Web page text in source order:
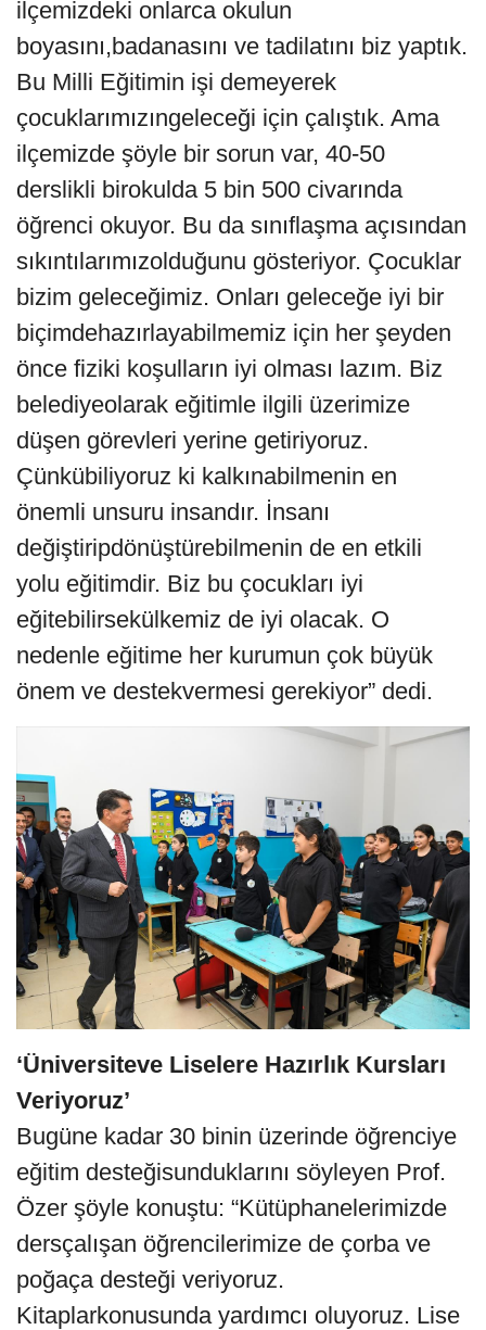
ilçemizdeki onlarca okulun
boyasını,badanasını ve tadilatını biz yaptık.
Bu Milli Eğitimin işi demeyerek
çocuklarımızıngeleceği için çalıştık. Ama
ilçemizde şöyle bir sorun var, 40-50
derslikli birokulda 5 bin 500 civarında
öğrenci okuyor. Bu da sınıflaşma açısından
sıkıntılarımızolduğunu gösteriyor. Çocuklar
bizim geleceğimiz. Onları geleceğe iyi bir
biçimdehazırlayabilmemiz için her şeyden
önce fiziki koşulların iyi olması lazım. Biz
belediyeolarak eğitimle ilgili üzerimize
düşen görevleri yerine getiriyoruz.
Çünkübiliyoruz ki kalkınabilmenin en
önemli unsuru insandır. İnsanı
değiştiripdönüştürebilmenin de en etkili
yolu eğitimdir. Biz bu çocukları iyi
eğitebilirsekülkemiz de iyi olacak. O
nedenle eğitime her kurumun çok büyük
önem ve destekvermesi gerekiyor” dedi.
‘Üniversiteve Liselere Hazırlık Kursları
Veriyoruz’
Bugüne kadar 30 binin üzerinde öğrenciye
eğitim desteğisunduklarını söyleyen Prof.
Özer şöyle konuştu: “Kütüphanelerimizde
dersçalışan öğrencilerimize de çorba ve
poğaça desteği veriyoruz.
Kitaplarkonusunda yardımcı oluyoruz. Lise